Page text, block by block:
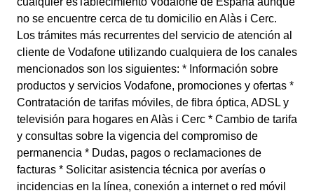
no se encuentre cerca de tu domicilio en Alàs i Cerc.
Los trámites más recurrentes del servicio de atención al
cliente de Vodafone utilizando cualquiera de los canales
mencionados son los siguientes: * Información sobre
productos y servicios Vodafone, promociones y ofertas *
Contratación de tarifas móviles, de fibra óptica, ADSL y
televisión para hogares en Alàs i Cerc * Cambio de tarifa
y consultas sobre la vigencia del compromiso de
permanencia * Dudas, pagos o reclamaciones de
facturas * Solicitar asistencia técnica por averías o
incidencias en la línea, conexión a internet o red móvil